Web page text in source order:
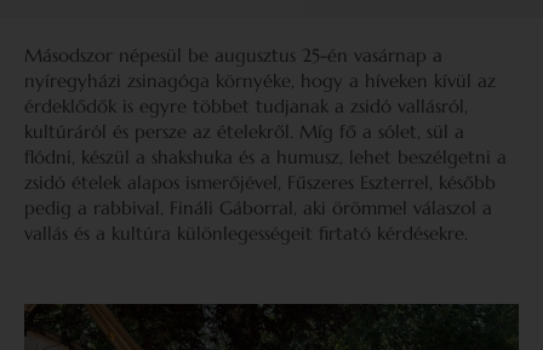
Másodszor népesül be augusztus 25-én vasárnap a
nyíregyházi zsinagóga környéke, hogy a híveken kívül az
érdeklődők is egyre többet tudjanak a zsidó vallásról,
kultúráról és persze az ételekről. Míg fő a sólet, sül a
flódni, készül a shakshuka és a humusz, lehet beszélgetni a
zsidó ételek alapos ismerőjével, Fűszeres Eszterrel, később
pedig a rabbival, Fináli Gáborral, aki örömmel válaszol a
vallás és a kultúra különlegességeit firtató kérdésekre.